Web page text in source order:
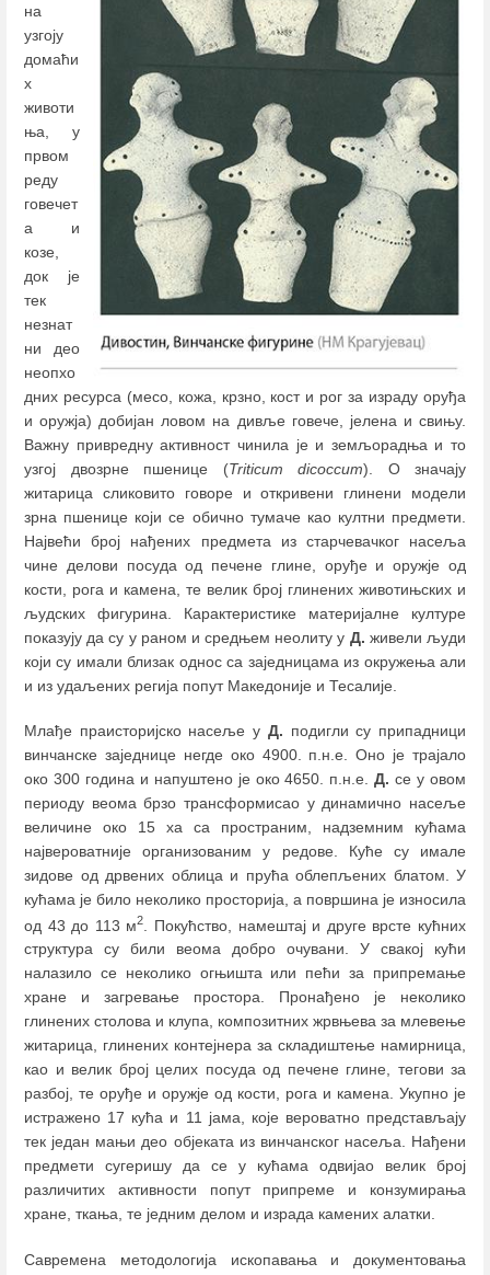
на
узгоју
домаћи
х
животи
ња, у
првом
реду
говечет
а и
козе,
док је
тек
незнат
ни део
неопхо
дних ресурса (месо, кожа, крзно, кост и рог за израду оруђа
и оружја) добијан ловом на дивље говече, јелена и свињу.
Важну привредну активност чинила је и земљорадња и то
узгој двозрне пшенице (Triticum dicoccum). О значају
житарица сликовито говоре и откривени глинени модели
зрна пшенице који се обично тумаче као култни предмети.
Највећи број нађених предмета из старчевачког насеља
чине делови посуда од печене глине, оруђе и оружје од
кости, рога и камена, те велик број глинених животињских и
људских фигурина. Карактеристике материјалне културе
показују да су у раном и средњем неолиту у Д. живели људи
који су имали близак однос са заједницама из окружења али
и из удаљених регија попут Македоније и Тесалије.
Млађе праисторијско насеље у Д. подигли су припадници
винчанске заједнице негде око 4900. п.н.е. Оно је трајало
око 300 година и напуштено је око 4650. п.н.е.Д. се у овом
периоду веома брзо трансформисао у динамично насеље
величине око 15 ха са пространим, надземним кућама
највероватније организованим у редове. Куће су имале
зидове од дрвених облица и прућа облепљених блатом. У
кућама је било неколико просторија, а површина је износила
од 43 до 113 м2
. Покућство, намештај и друге врсте кућних
структура су били веома добро очувани. У свакој кући
налазило се неколико огњишта или пећи за припремање
хране и загревање простора. Пронађено је неколико
глинених столова и клупа, композитних жрвњева за млевење
житарица, глинених контејнера за складиштење намирница,
као и велик број целих посуда од печене глине, тегови за
разбој, те оруђе и оружје од кости, рога и камена. Укупно је
истражено 17 кућа и 11 јама, које вероватно представљају
тек један мањи део објеката из винчанског насеља. Нађени
предмети сугеришу да се у кућама одвијао велик број
различитих активности попут припреме и конзумирања
хране, ткања, те једним делом и израда камених алатки.
Савремена методологија ископавања и документовања